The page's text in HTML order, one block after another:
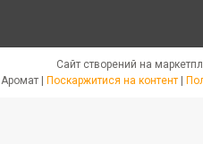
Сайт створений на
Поскаржитися на контент